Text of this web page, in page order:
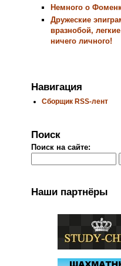
Немного о
Дружеские
вразнобой,
ничего личного!
Навигация
Сборщик RSS-лент
Поиск
Поиск на сайте:
Наши партнёры